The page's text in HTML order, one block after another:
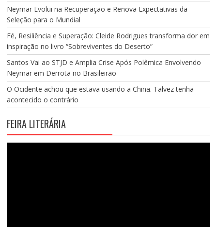
Neymar Evolui na Recuperação e Renova Expectativas da
Seleção para o Mundial
Fé, Resiliência e Superação: Cleide Rodrigues transforma dor em
inspiração no livro “Sobreviventes do Deserto”
Santos Vai ao STJD e Amplia Crise Após Polêmica Envolvendo
Neymar em Derrota no Brasileirão
O Ocidente achou que estava usando a China. Talvez tenha
acontecido o contrário
FEIRA LITERÁRIA